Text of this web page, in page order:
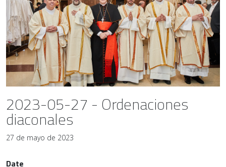
2023-05-27 - Ordenaciones
diaconales
27 de mayo de 2023
Date